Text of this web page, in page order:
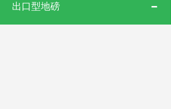
出口型地磅